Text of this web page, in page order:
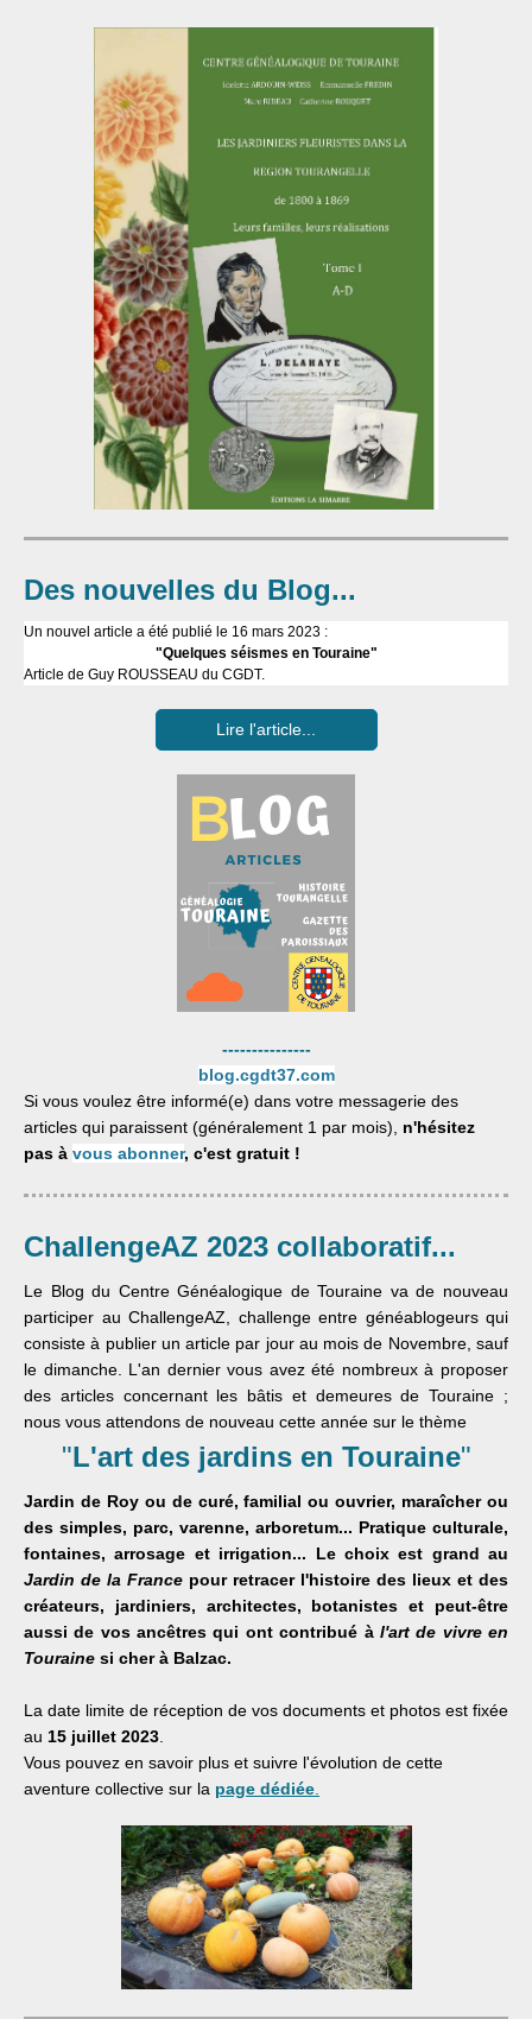
Des nouvelles du Blog...
Un nouvel article a été publié le 16 mars 2023 :
"Quelques séismes en Touraine"
Article de Guy ROUSSEAU du CGDT.
Lire l'article...
---------------
blog.cgdt37.com
Si vous voulez être informé(e) dans votre messagerie des
articles qui paraissent (généralement 1 par mois),
n'hésitez
pas à vous abonner, c'est gratuit !
ChallengeAZ 2023 collaboratif...
Le Blog du Centre Généalogique de Touraine va de nouveau
participer au ChallengeAZ, challenge entre généablogeurs qui
consiste à publier un article par jour au mois de Novembre, sauf
le dimanche. L'an dernier vous avez été nombreux à proposer
des articles concernant les bâtis et demeures de Touraine ;
nous vous attendons de nouveau cette année sur le thème
"L'art des jardins en Touraine"
Jardin de Roy ou de curé, familial ou ouvrier, maraîcher ou
des simples, parc, varenne, arboretum... Pratique culturale,
fontaines, arrosage et irrigation... Le choix est grand au
Jardin de la France pour retracer l'histoire des lieux et des
créateurs, jardiniers, architectes, botanistes et peut-être
aussi de vos ancêtres qui ont contribué à l'art de vivre en
Touraine si cher à Balzac.
La date limite de réception de vos documents et photos est fixée
au 15 juillet 2023.
Vous pouvez en savoir plus et suivre l'évolution de cette
aventure collective sur la page dédiée.